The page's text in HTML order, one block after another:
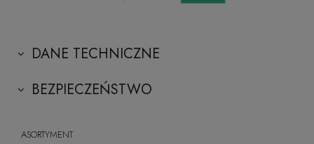
DANE TECHNICZNE
BEZPIECZEŃSTWO
ASORTYMENT